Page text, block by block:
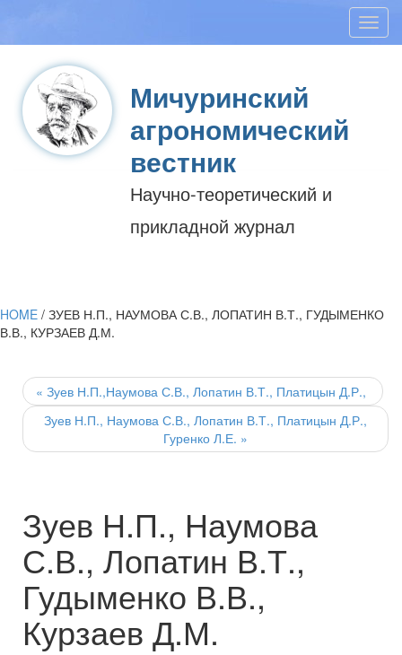
Мичуринский
агрономический
вестник
Научно-теоретический и
прикладной журнал
HOME / ЗУЕВ Н.П., НАУМОВА С.В., ЛОПАТИН В.Т., ГУДЫМЕНКО
В.В., КУРЗАЕВ Д.М.
Post
navigation
« Зуев Н.П.,Наумова С.В., Лопатин В.Т., Платицын Д.Р.,
Зуев Н.П., Наумова С.В., Лопатин В.Т., Платицын Д.Р.,
Гуренко Л.Е. »
Зуев Н.П., Наумова
С.В., Лопатин В.Т.,
Гудыменко В.В.,
Курзаев Д.М.